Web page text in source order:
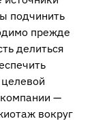
подчинить
прежде
делиться
—
вокруг